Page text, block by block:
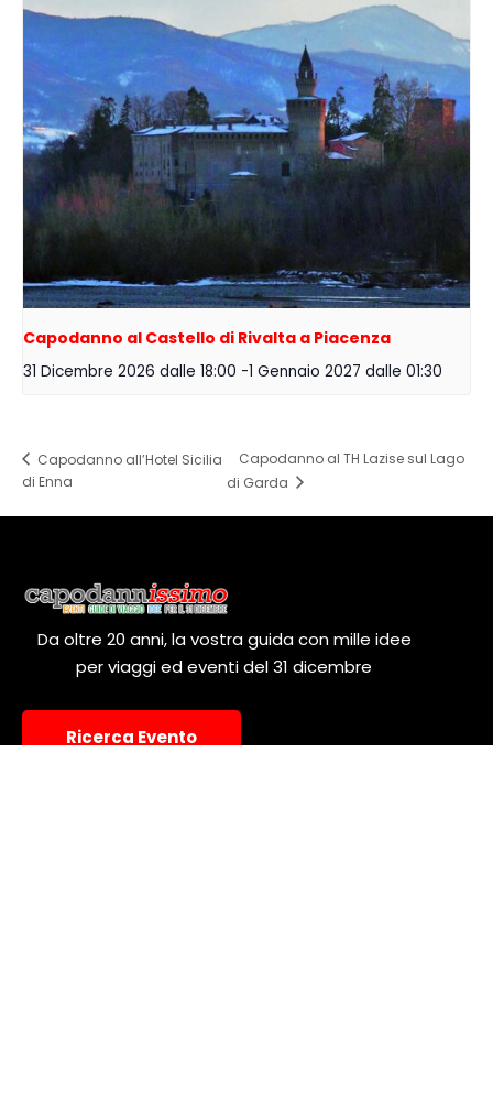
Capodanno al Castello di Rivalta a Piacenza
31 Dicembre 2026 dalle 18:00 -1 Gennaio 2027 dalle 01:30
Capodanno all’Hotel Sicilia
di Enna
Capodanno al TH Lazise sul Lago
di Garda
Da oltre 20 anni, la vostra guida con mille idee
per viaggi ed eventi del 31 dicembre
Ricerca Evento